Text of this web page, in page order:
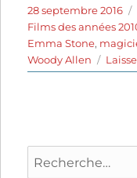
Publié
le
28 septembre 2016
Films des années
Emma Stone,
Woody Allen
Recherche